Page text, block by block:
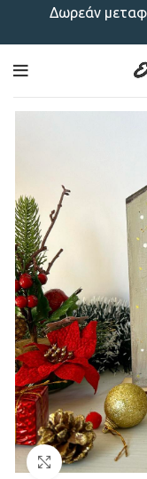
Click to enlarge
Δωρεάν